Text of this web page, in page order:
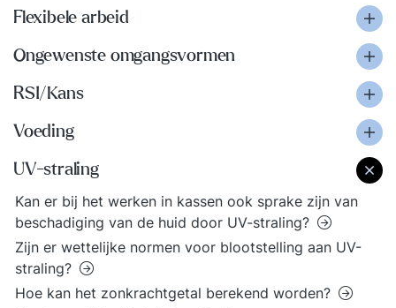
Flexibele arbeid
Ongewenste omgangsvormen
RSI/Kans
Voeding
UV-straling
Kan er bij het werken in kassen ook sprake zijn van
beschadiging van de huid door UV-straling?
Zijn er wettelijke normen voor blootstelling aan UV-
straling?
Hoe kan het zonkrachtgetal berekend worden?